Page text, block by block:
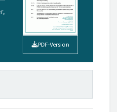
PDF-Version